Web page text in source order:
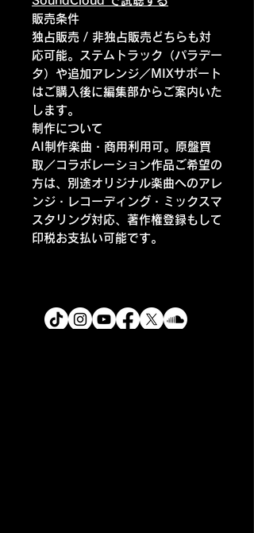
販売条件
独占販売 / 非独占販売どちらも対
応可能。ステムトラック（パラデー
タ）や追加アレンジ／MIXサポート
はご購入後に編集部からご案内いた
します。
制作について
AI制作楽曲・商用利用可。原盤買
取／コラボレーション作品ご希望の
方は、別途オリジナル楽曲へのアレ
ンジ・レコーディング・ミックスマ
スタリング対応、著作権登録もして
印税お支払い可能です。